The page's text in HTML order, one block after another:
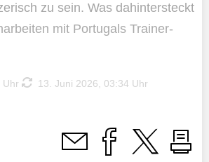
zu sein. Was dahintersteckt
mit Portugals Trainer-
Uhr 13. Juni 2026, 03:34 Uhr